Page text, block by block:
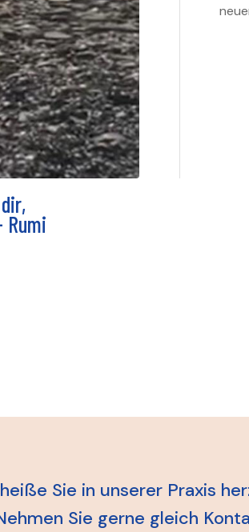
Sie in unserer Praxis
Sie gerne gleich